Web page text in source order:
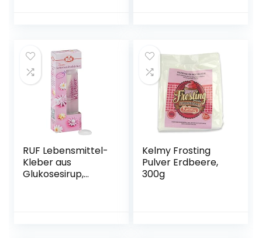
geschmacksneutr
ales Glitzerpulver
– Glitzerpuder,
Glitzer-Staub
RUF Lebensmittel-
Kleber aus
Glukosesirup,
Kelmy Frosting
Pulver Erdbeere,
300g